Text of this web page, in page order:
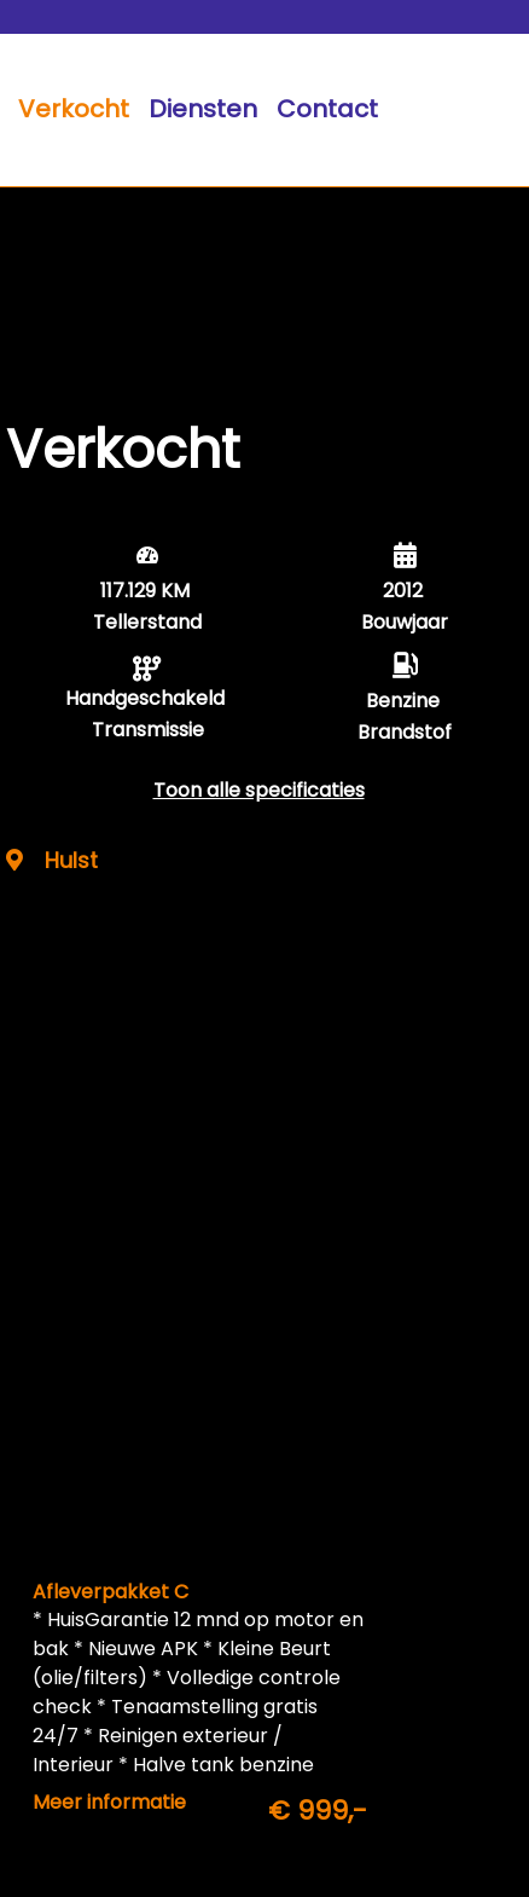
Verkocht Diensten Contact
Verkocht
117.129 KM
Tellerstand
Handgeschakeld
Transmissie
2012
Bouwjaar
Benzine
Brandstof
Toon alle specificaties
Hulst
Afleverpakket C
* HuisGarantie 12 mnd op motor en
bak * Nieuwe APK * Kleine Beurt
(olie/filters) * Volledige controle
check * Tenaamstelling gratis
24/7 * Reinigen exterieur /
Interieur * Halve tank benzine
inbegrepen
Meer informatie € 999,-